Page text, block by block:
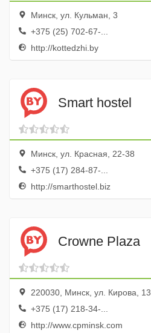
Минск, ул. Кульман, 3
+375 (25) 702-67-...
http://kottedzhi.by
Smart hostel
Минск, ул. Красная, 22-38
+375 (17) 284-87-...
http://smarthostel.biz
Crowne Plaza
220030, Минск, ул. Кирова, 13
+375 (17) 218-34-...
http://www.cpminsk.com